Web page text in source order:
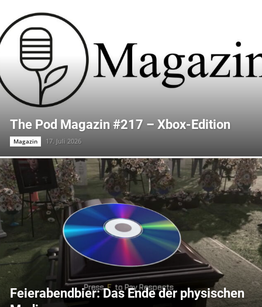
The Pod Magazin #217 – Xbox-Edition
Magazin 17. Juli 2026
Feierabendbier: Das Ende der physischen